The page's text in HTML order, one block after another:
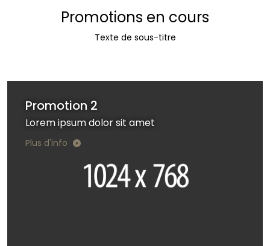
Promotions en cours
Texte de sous-titre
Promotion 2
Lorem ipsum dolor sit amet
Plus d'info